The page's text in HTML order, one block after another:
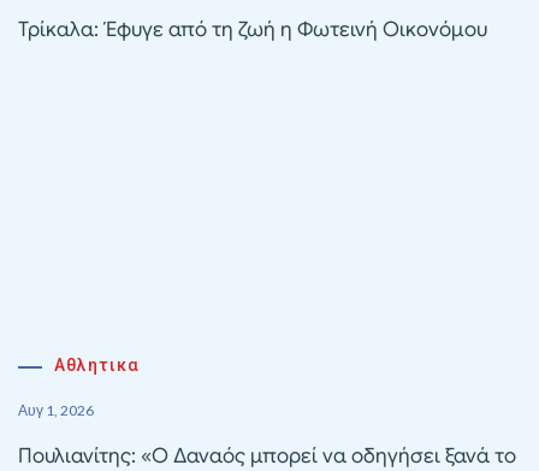
Τρίκαλα: Έφυγε από τη ζωή η Φωτεινή Οικονόμου
Αθλητικα
Αυγ 1, 2026
Πουλιανίτης: «Ο Δαναός μπορεί να οδηγήσει ξανά το